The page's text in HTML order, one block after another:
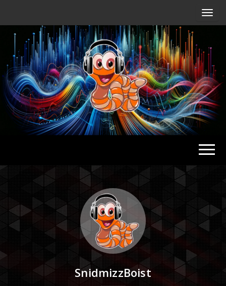
Radio
SnidmizzBoist